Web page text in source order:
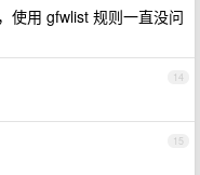
使用 gfwlist 规则一直没问
14
15